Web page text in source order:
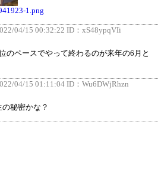
1.png
04/15 00:32:22 ID： xS48ypqVIi
のペースでやって終わるのが来年の6月と
04/15 01:11:04 ID： Wu6DWjRhzn
秘密かな？